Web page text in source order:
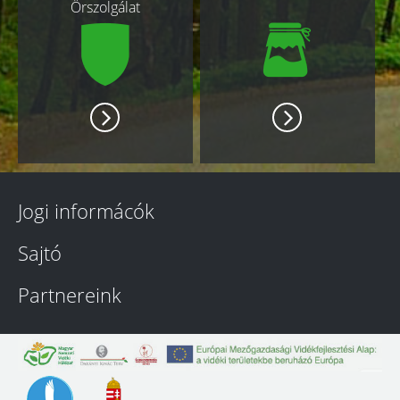
Őrszolgálat
Jogi informácók
Sajtó
Partnereink